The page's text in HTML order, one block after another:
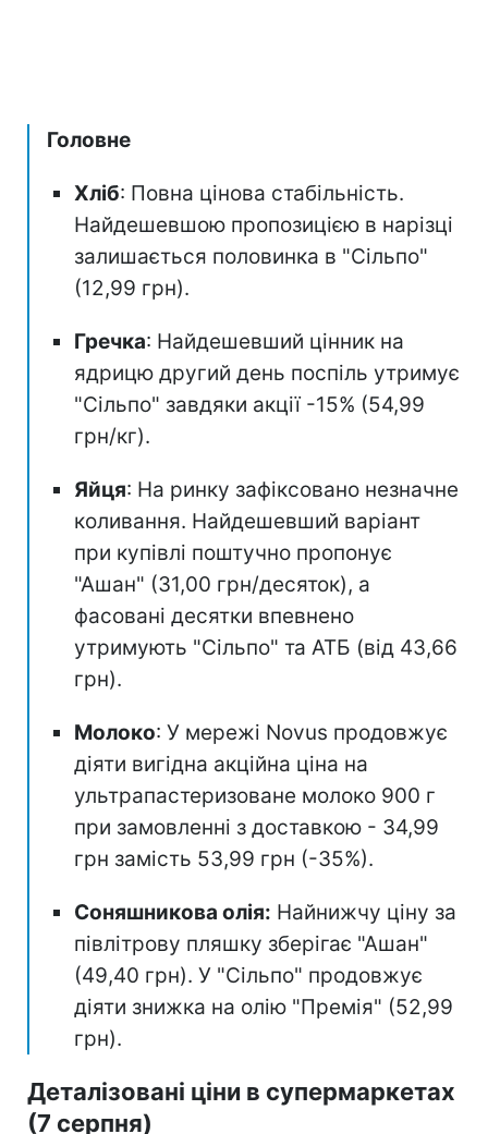
Головне
Хліб: Повна цінова стабільність.
Найдешевшою пропозицією в нарізці
залишається половинка в "Сільпо"
(12,99 грн).
Гречка: Найдешевший цінник на
ядрицю другий день поспіль утримує
"Сільпо" завдяки акції -15% (54,99
грн/кг).
Яйця: На ринку зафіксовано незначне
коливання. Найдешевший варіант
при купівлі поштучно пропонує
"Ашан" (31,00 грн/десяток), а
фасовані десятки впевнено
утримують "Сільпо" та АТБ (від 43,66
грн).
Молоко: У мережі Novus продовжує
діяти вигідна акційна ціна на
ультрапастеризоване молоко 900 г
при замовленні з доставкою - 34,99
грн замість 53,99 грн (-35%).
Соняшникова олія: Найнижчу ціну за
півлітрову пляшку зберігає "Ашан"
(49,40 грн). У "Сільпо" продовжує
діяти знижка на олію "Премія" (52,99
грн).
Деталізовані ціни в супермаркетах
(7 серпня)